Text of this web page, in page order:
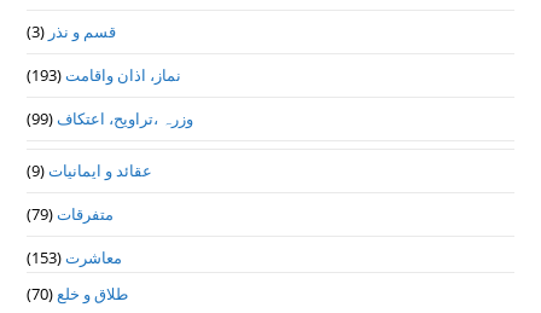
قسم و نذر (3)
نماز، اذان واقامت(193)
وزرہ ،تراويح، اعتكاف(99)
عقائد و ایمانیات(9)
متفرقات(79)
معاشرت(153)
طلاق و خلع(70)